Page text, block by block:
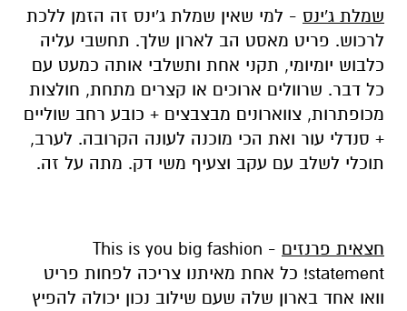
שמלת ג'ינס - למי שאין שמלת ג'ינס זה הזמן ללכת
לרכוש. פריט מאסט הב לארון שלך. תחשבי עליה
כלבוש יומיומי, תקני אחת ותשלבי אותה כמעט עם
כל דבר. שרוולים ארוכים או קצרים מתחת, חולצות
מכופתרות, צווארונים מבצבצים + כובע רחב שוליים
+ סנדלי עור ואת הכי מוכנה לעונה הקרובה. לערב,
תוכלי לשלב עם עקב וצעיף משי דק. מתה על זה.
חצאית פרנזים
- This is you big fashion
statement! כל אחת מאיתנו צריכה לפחות פריט
וואו אחד בארון שלה שעם שילוב נכון יכולה להפיץ